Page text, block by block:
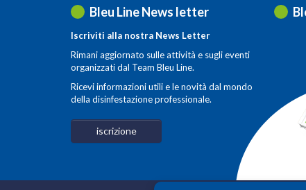
Bleu Line News letter
Iscriviti alla nostra News Letter
Rimani aggiornato sulle attività e sugli eventi
organizzati dal Team Bleu Line.
Ricevi informazioni utili e le novità dal mondo
della disinfestazione professionale.
iscrizione